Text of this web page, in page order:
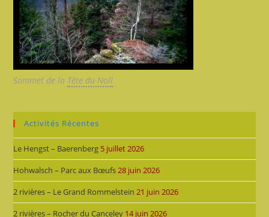
Sommet de la Tête du Noll
Activités Récentes
Le Hengst – Baerenberg 5 juillet 2026
Hohwalsch – Parc aux Bœufs28 juin 2026
2 rivières – Le Grand Rommelstein 21 juin 2026
2 rivières – Rocher du Canceley 14 juin 2026